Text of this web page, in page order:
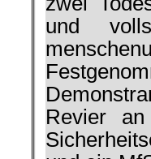
und
Revier